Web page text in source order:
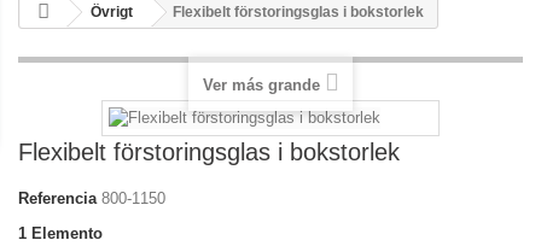
Övrigt Flexibelt förstoringsglas i bokstorlek
Ver más grande
Flexibelt förstoringsglas i bokstorlek
Referencia 800-1150
1 Elemento